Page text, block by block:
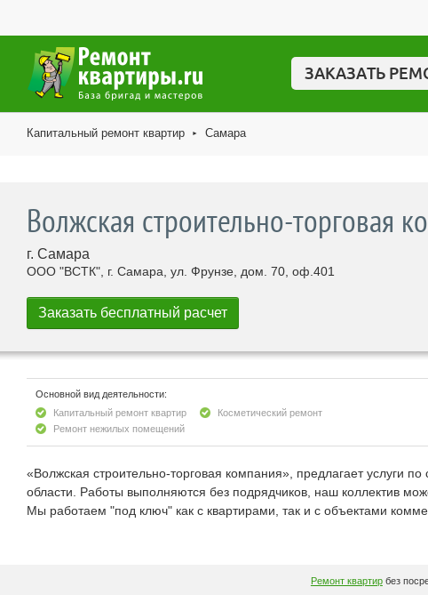
ЗАКАЗАТЬ
Капитальный ремонт квартир ► Самара
Волжская строительно-торговая
г. Самара
ООО "ВСТК", г. Самара, ул. Фрунзе, дом. 70, оф.401
Основной вид деятельности:
Капитальный ремонт квартир
Косметический ремонт
Ремонт нежилых помещений
«Волжская строительно-торговая компания», предлагает услуги
области. Работы выполняются без подрядчиков, наш коллектив
Мы работаем "под ключ" как с квартирами, так и с объектами
Ремонт квартирбез